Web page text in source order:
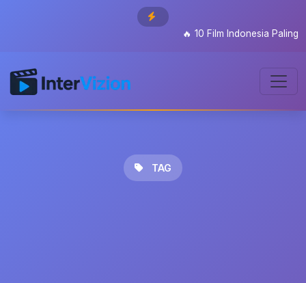
🔥10 Film Indonesia Paling
TAG